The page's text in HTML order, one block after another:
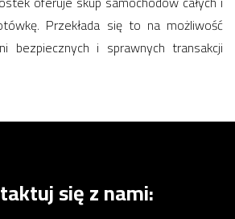
Przekłada się to na możliwość
bezpiecznych i sprawnych transakcji
się z nami: